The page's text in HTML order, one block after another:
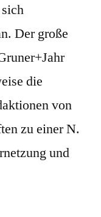
Der große
die
von
zu einer N.
und